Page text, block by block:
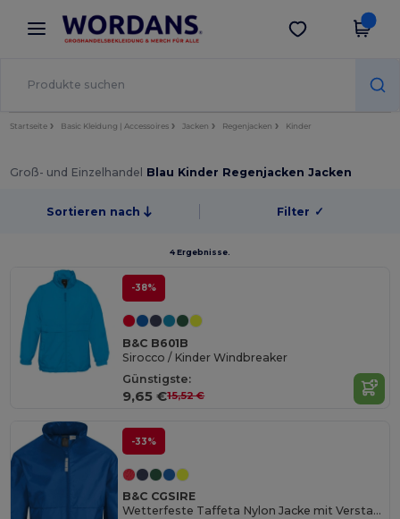
× Wordans App
Bessere Preise in der App!
App holen
Startseite Basic Kleidung | Accessoires Jacken Regenjacken Kinder
Groß- und Einzelhandel Blau Kinder Regenjacken Jacken
Sortieren nach Filter ✓
4 Ergebnisse.
-38%
B&C B601B
Sirocco / Kinder Windbreaker
Günstigste:
9,65 €15,52 €
-33%
B&C CGSIRE
Wetterfeste Taffeta Nylon Jacke mit Verstaubarer Kapuze